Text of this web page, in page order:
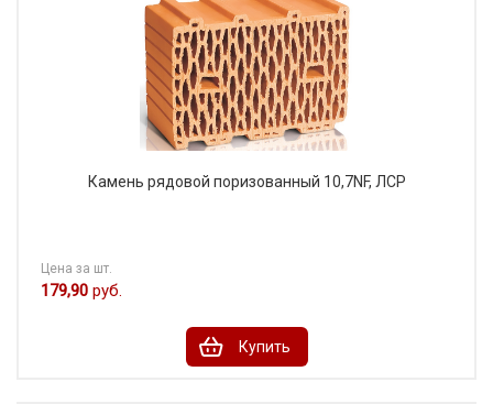
Камень рядовой поризованный 10,7NF, ЛСР
Цена за шт.
179,90 руб.
Купить